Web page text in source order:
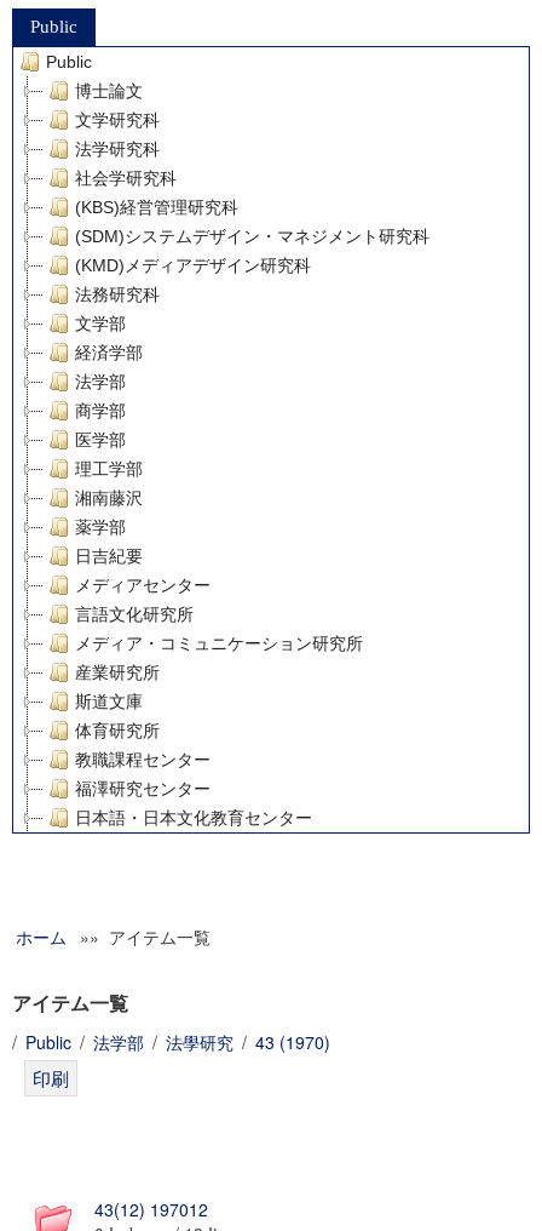
Public
Public
博士論文
文学研究科
法学研究科
社会学研究科
(KBS)経営管理研究科
(SDM)システムデザイン・マネジメント研究科
(KMD)メディアデザイン研究科
法務研究科
文学部
経済学部
法学部
商学部
医学部
理工学部
湘南藤沢
薬学部
日吉紀要
メディアセンター
言語文化研究所
メディア・コミュニケーション研究所
産業研究所
斯道文庫
体育研究所
教職課程センター
福澤研究センター
日本語・日本文化教育センター
グローバルリサーチインスティテュート
科学研究費補助金研究成果報告書
慶應義塾大学グローバルCOEプログラム市民社会ガバナンス
ホーム »» アイテム一覧
アイテム一覧
/ Public / 法学部 / 法學研究 / 43 (1970)
43(12) 197012